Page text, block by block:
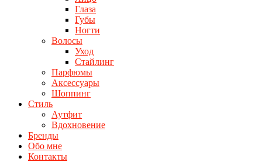
Глаза
Губы
Ногти
Волосы
Уход
Стайлинг
Парфюмы
Аксессуары
Шоппинг
Стиль
Аутфит
Вдохновение
Бренды
Обо мне
Контакты